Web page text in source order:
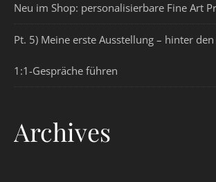
Neu im Shop: personalisierbare Fine Art
Pt. 5) Meine erste Ausstellung – hinter
1:1-Gespräche führen
Archives